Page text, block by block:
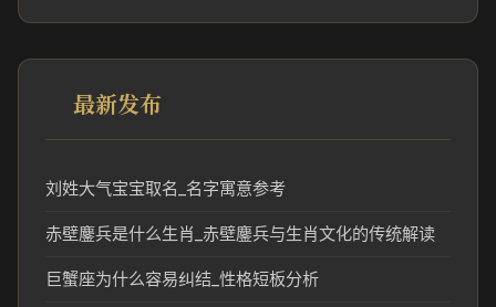
最新发布
刘姓大气宝宝取名_名字寓意参考
赤壁鏖兵是什么生肖_赤壁鏖兵与生肖文化的传统解读
巨蟹座为什么容易纠结_性格短板分析